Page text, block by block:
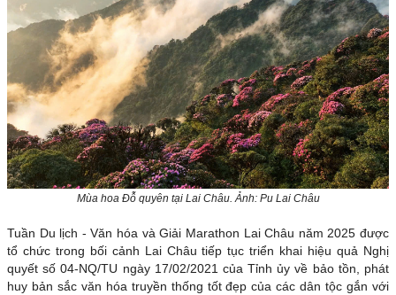
Mùa hoa Đỗ quyên tại Lai Châu. Ảnh: Pu Lai Châu
Tuần Du lịch - Văn hóa và Giải Marathon Lai Châu năm 2025 được
tổ chức trong bối cảnh Lai Châu tiếp tục triển khai hiệu quả Nghị
quyết số 04-NQ/TU ngày 17/02/2021 của Tỉnh ủy về bảo tồn, phát
huy bản sắc văn hóa truyền thống tốt đẹp của các dân tộc gắn với